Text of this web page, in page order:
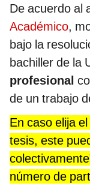
De acuerdo al
Académico,
bajo la
bachiller de la
profesional
de un trabajo
En caso elija
tesis, este
número de